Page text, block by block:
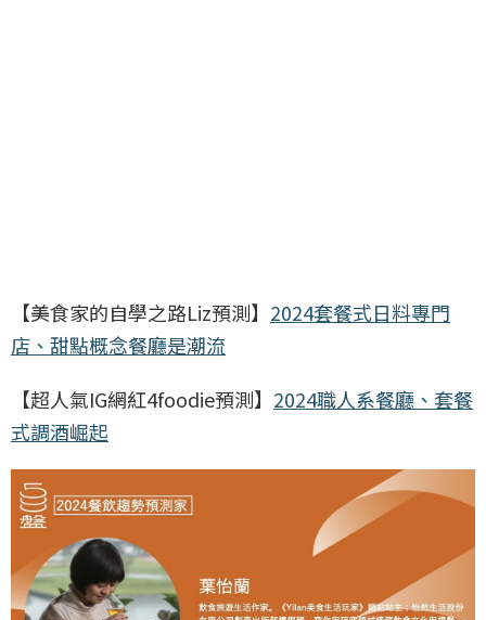
【美食家的自學之路Liz預測】 2024套餐式日料專門
店、甜點概念餐廳是潮流
【超人氣IG網紅4foodie預測】 2024職人系餐廳、套餐
式調酒崛起